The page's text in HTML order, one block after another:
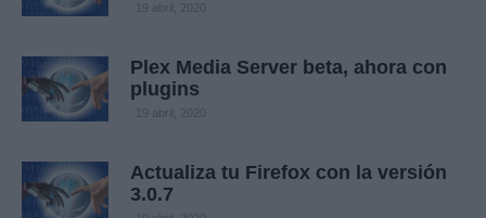
19 abril, 2020
Plex Media Server beta, ahora con
plugins
19 abril, 2020
Actualiza tu Firefox con la versión
3.0.7